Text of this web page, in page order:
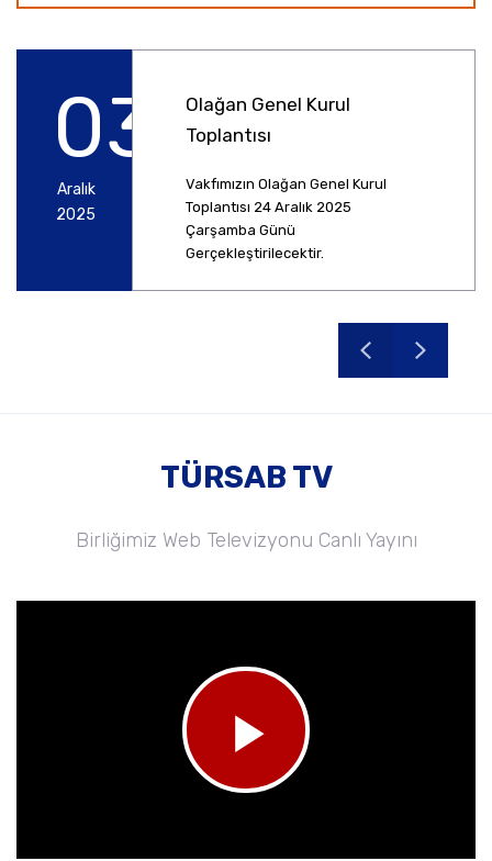
03
Aralık
2025
Olağan Genel Kurul
Toplantısı
Vakfımızın Olağan Genel Kurul
Toplantısı 24 Aralık 2025
Çarşamba Günü
Gerçekleştirilecektir.
TÜRSAB TV
Birliğimiz Web Televizyonu Canlı Yayını